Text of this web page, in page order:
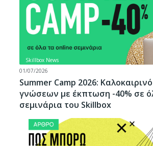
Skillbox News
01/07/2026
Summer Camp 2026:
γνώσεων με έκπτωση -40% σε
σεμινάρια του Skillbox